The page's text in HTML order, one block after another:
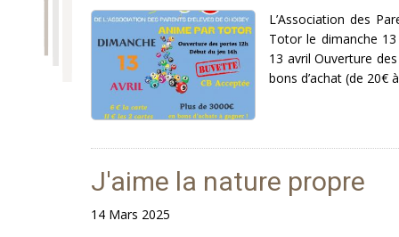
L’Association des
Totor le dimanche
13 avril Ouverture
bons d’achat (de 20€
J'aime la nature propre
14 Mars 2025